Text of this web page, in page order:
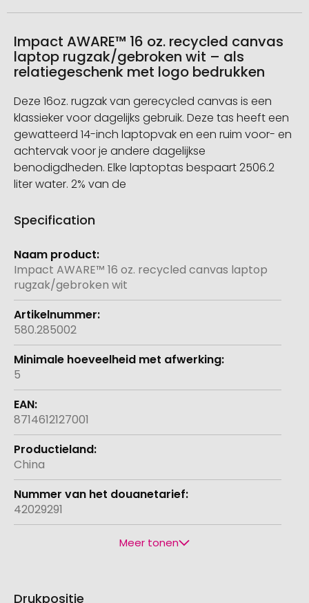
Impact AWARE™ 16 oz. recycled canvas
laptop rugzak/gebroken wit – als
relatiegeschenk met logo bedrukken
Deze 16oz. rugzak van gerecycled canvas is een
klassieker voor dagelijks gebruik. Deze tas heeft een
gewatteerd 14-inch laptopvak en een ruim voor- en
achtervak voor je andere dagelijkse
benodigdheden. Elke laptoptas bespaart 2506.2
liter water. 2% van de
Specification
Meer
informatie
Impact AWARE™ 16 oz. recycled canvas laptop
rugzak/gebroken wit
580.285002
5
8714612127001
China
42029291
Meer tonen
Drukpositie